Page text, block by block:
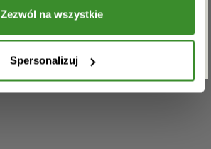
Zezwól na wszystkie
Spersonalizuj
ZAPISZ SIĘ